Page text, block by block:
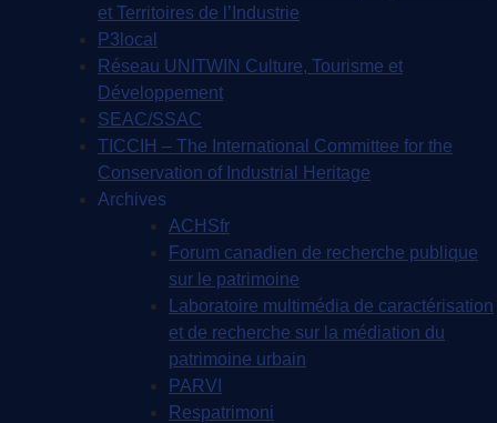
et Territoires de l’Industrie
P3local
Réseau UNITWIN Culture, Tourisme et
Développement
SEAC/SSAC
TICCIH – The International Committee for the
Conservation of Industrial Heritage
Archives
ACHSfr
Forum canadien de recherche publique
sur le patrimoine
Laboratoire multimédia de caractérisation
et de recherche sur la médiation du
patrimoine urbain
PARVI
Respatrimoni